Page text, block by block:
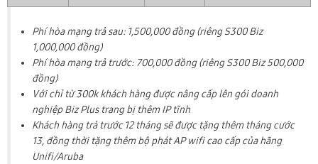
Phí hòa mạng trả sau: 1,500,000 đồng (riêng S300 Biz
1,000,000 đồng)
Phí hòa mạng trả trước: 700,000 đồng (riêng S300 Biz 500,000
đồng)
Với chỉ từ 300k khách hàng được nâng cấp lên gói doanh
nghiệp Biz Plus trang bị thêm IP tĩnh
Khách hàng trả trước 12 tháng sẽ được tặng thêm tháng cước
13, đồng thời tặng thêm bộ phát AP wifi cao cấp của hãng
Unifi/Aruba